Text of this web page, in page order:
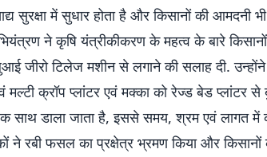
सुरक्षा में सुधार होता है और किसानों की आमदनी
ने कृषि यंत्रीकीकरण के महत्व के बारे
जीरो टिलेज मशीन से लगाने की सलाह दी.
मल्टी क्रॉप प्लांटर एवं मक्का को रेज्ड बेड
साथ डाला जाता है, इससे समय, श्रम एवं लागत में
ने रबी फसल का प्रक्षेत्र भ्रमण किया और